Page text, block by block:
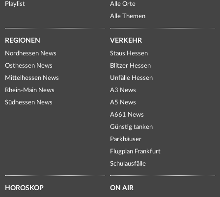
Playlist
Alle Orte
Alle Themen
REGIONEN
Nordhessen News
Osthessen News
Mittelhessen News
Rhein-Main News
Südhessen News
VERKEHR
Staus Hessen
Blitzer Hessen
Unfälle Hessen
A3 News
A5 News
A661 News
Günstig tanken
Parkhäuser
Flugplan Frankfurt
Schulausfälle
HOROSKOP ON AIR